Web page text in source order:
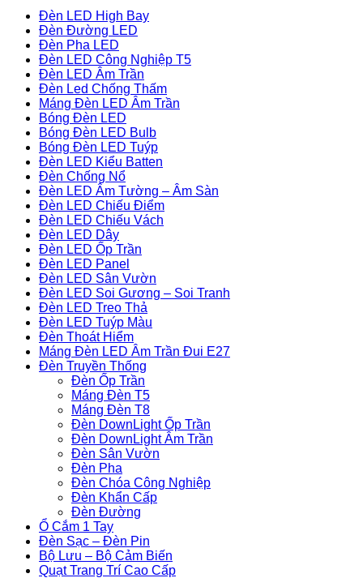
Đèn LED High Bay
Đèn Đường LED
Đèn Pha LED
Đèn LED Công Nghiệp T5
Đèn LED Âm Trần
Đèn Led Chống Thấm
Máng Đèn LED Âm Trần
Bóng Đèn LED
Bóng Đèn LED Bulb
Bóng Đèn LED Tuýp
Đèn LED Kiểu Batten
Đèn Chống Nổ
Đèn LED Âm Tường – Âm Sàn
Đèn LED Chiếu Điểm
Đèn LED Chiếu Vách
Đèn LED Dây
Đèn LED Ốp Trần
Đèn LED Panel
Đèn LED Sân Vườn
Đèn LED Soi Gương – Soi Tranh
Đèn LED Treo Thả
Đèn LED Tuýp Màu
Đèn Thoát Hiểm
Máng Đèn LED Âm Trần Đui E27
Đèn Truyền Thống
Đèn Ốp Trần
Máng Đèn T5
Máng Đèn T8
Đèn DownLight Ốp Trần
Đèn DownLight Âm Trần
Đèn Sân Vườn
Đèn Pha
Đèn Chóa Công Nghiệp
Đèn Khẩn Cấp
Đèn Đường
Ổ Cắm 1 Tay
Đèn Sạc – Đèn Pin
Bộ Lưu – Bộ Cảm Biến
Quạt Trang Trí Cao Cấp